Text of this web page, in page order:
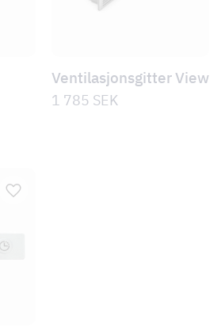
Ventilasjonsgitter View
1 785 SEK